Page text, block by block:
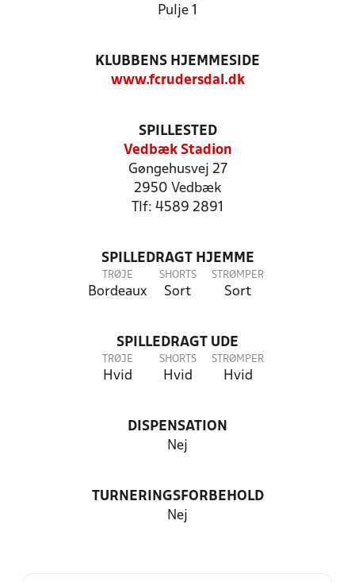
Pulje 1
KLUBBENS HJEMMESIDE
www.fcrudersdal.dk
SPILLESTED
Vedbæk Stadion
Gøngehusvej 27
2950 Vedbæk
Tlf: 4589 2891
SPILLEDRAGT HJEMME
TRØJE
Bordeaux
SHORTS
Sort
STRØMPER
Sort
SPILLEDRAGT UDE
TRØJE
Hvid
SHORTS
Hvid
STRØMPER
Hvid
DISPENSATION
Nej
TURNERINGSFORBEHOLD
Nej